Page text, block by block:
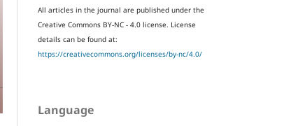
All articles in the journal are published under the
Creative Commons BY-NC - 4.0 license. License
details can be found at:
https://creativecommons.org/licenses/by-nc/4.0/
Language